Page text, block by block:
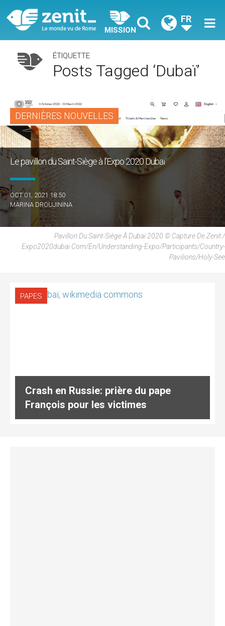
MISSION
FR
ÉTIQUETTE
Posts Tagged ‘Dubaï’
DERNIÈRES NOUVELLES
Le pavillon du Saint-Siège à l’Expo 2020 Dubaï
OCT 01, 2021 18:50
MARINA DROUJININA
Pavillon Du Saint-Siège À Dubaï 2020 © Capture De Zenit /
Expo2020dubai.com/en/understanding-Expo/participants/country-
Pavilions/holy-See
PAPES
Crash en Russie: prière du pape
François pour les victimes